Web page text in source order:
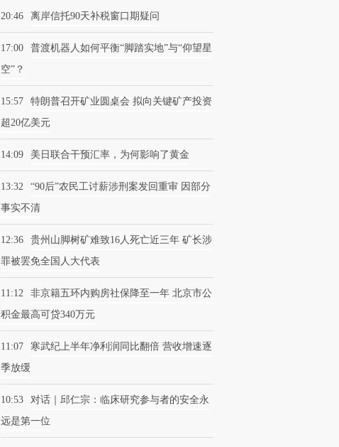
20:46 离岸信托90天补税窗口期疑问
17:00
普渡机器人如何平衡“脚踏实地”与“仰望星
空”？
15:57
特朗普召开矿业圆桌会 拟向关键矿产投资
超20亿美元
14:09 美日联合干预汇率，为何影响了黄金
13:32
“90后”农民工讨薪涉刑案发回重审 因部分
事实不清
12:36
贵州山脚树矿难致16人死亡近三年 矿长涉
罪被罢免全国人大代表
11:12
非京籍五环内购房社保降至一年 北京市公
积金最高可贷340万元
11:07
寒武纪上半年净利润同比翻倍 营收增速逐
季放缓
10:53
对话｜邱仁宗：临床研究参与者的安全永
远是第一位